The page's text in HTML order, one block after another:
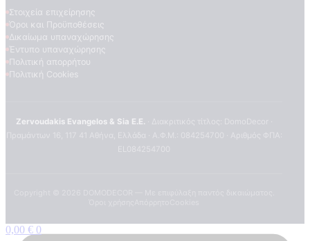
Στοιχεία επιχείρησης
Όροι και Προϋποθέσεις
Δικαίωμα υπαναχώρησης
Έντυπο υπαναχώρησης
Πολιτική απορρήτου
Πολιτική Cookies
Zervoudakis Evangelos & Sia E.E.
0,00 € 0